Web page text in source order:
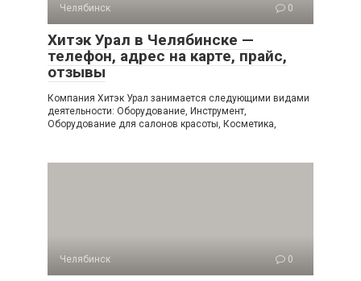
Челябинск 0
Хитэк Урал в Челябинске —
телефон, адрес на карте, прайс,
отзывы
Компания Хитэк Урал занимается следующими видами
деятельности: Оборудование, Инструмент,
Оборудование для салонов красоты, Косметика,
Челябинск 0